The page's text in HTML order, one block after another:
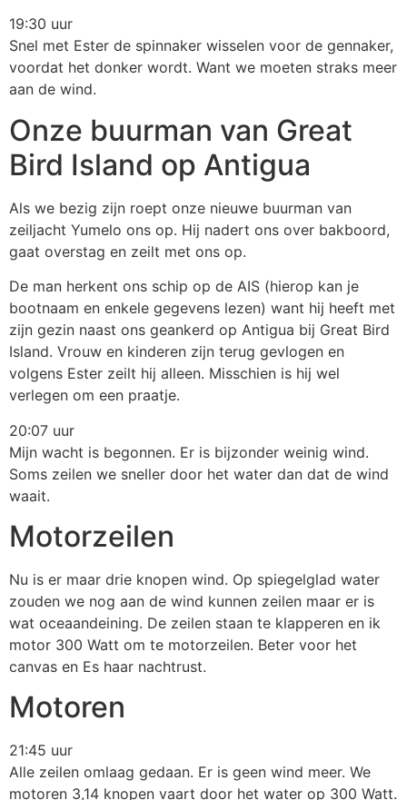
19:30 uur
Snel met Ester de spinnaker wisselen voor de gennaker,
voordat het donker wordt. Want we moeten straks meer
aan de wind.
Onze buurman van Great
Bird Island op Antigua
Als we bezig zijn roept onze nieuwe buurman van
zeiljacht Yumelo ons op. Hij nadert ons over bakboord,
gaat overstag en zeilt met ons op.
De man herkent ons schip op de AIS (hierop kan je
bootnaam en enkele gegevens lezen) want hij heeft met
zijn gezin naast ons geankerd op Antigua bij Great Bird
Island. Vrouw en kinderen zijn terug gevlogen en
volgens Ester zeilt hij alleen. Misschien is hij wel
verlegen om een praatje.
20:07 uur
Mijn wacht is begonnen. Er is bijzonder weinig wind.
Soms zeilen we sneller door het water dan dat de wind
waait.
Motorzeilen
Nu is er maar drie knopen wind. Op spiegelglad water
zouden we nog aan de wind kunnen zeilen maar er is
wat oceaandeining. De zeilen staan te klapperen en ik
motor 300 Watt om te motorzeilen. Beter voor het
canvas en Es haar nachtrust.
Motoren
21:45 uur
Alle zeilen omlaag gedaan. Er is geen wind meer. We
motoren 3,14 knopen vaart door het water op 300 Watt.